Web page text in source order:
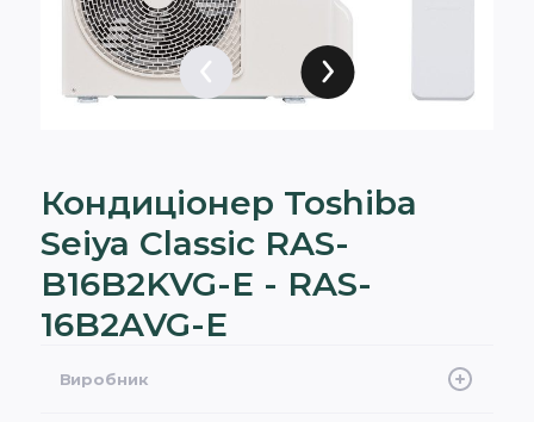
Кондиціонер Toshiba
Seiya Classic RAS-
B16B2KVG-E - RAS-
16B2AVG-E
Виробник